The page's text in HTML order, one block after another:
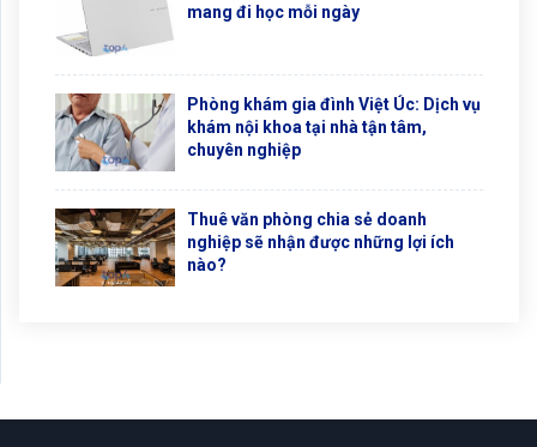
mang đi học mỗi ngày
Phòng khám gia đình Việt Úc: Dịch vụ
khám nội khoa tại nhà tận tâm,
chuyên nghiệp
Thuê văn phòng chia sẻ doanh
nghiệp sẽ nhận được những lợi ích
nào?